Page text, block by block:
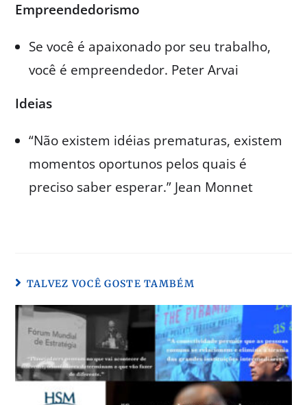
Empreendedorismo
Se você é apaixonado por seu trabalho,
você é empreendedor. Peter Arvai
Ideias
“Não existem idéias prematuras, existem
momentos oportunos pelos quais é
preciso saber esperar.” Jean Monnet
TALVEZ VOCÊ GOSTE TAMBÉM